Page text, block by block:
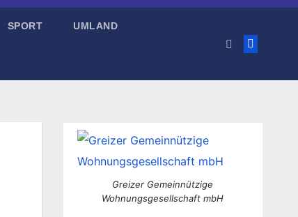
SPORT UMLAND
Greizer Gemeinnützige
Wohnungsgesellschaft mbH